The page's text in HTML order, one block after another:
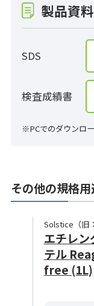
製品資
SDS
検査成績書
※PCでのダウンロー
その他の規格
Solstice（旧
エチレン
テル
free (1L)